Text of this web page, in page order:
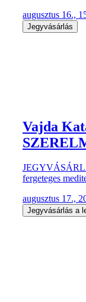
augusztus 16.,
Jegyvásárlás
Vajda
fergeteges
augusztus 17.,
Jegyvásárlás a